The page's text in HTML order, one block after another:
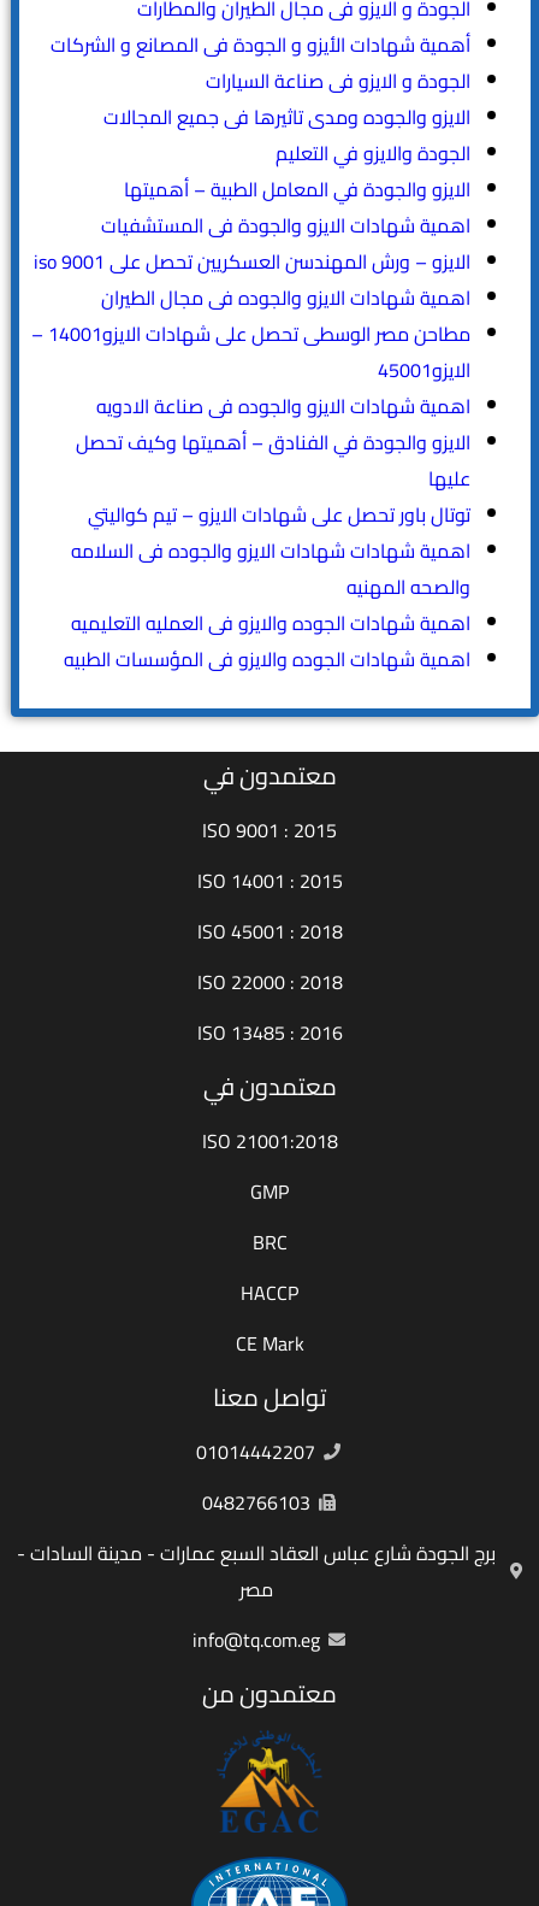
الجودة و الايزو فى مجال الطيران والمطارات
أهمية شهادات الأيزو و الجودة فى المصانع و الشركات
الجودة و الايزو فى صناعة السيارات
الايزو والجوده ومدى تاثيرها فى جميع المجالات
الجودة والايزو في التعليم
الايزو والجودة في المعامل الطبية – أهميتها
اهمية شهادات الايزو والجودة فى المستشفيات
الايزو – ورش المهندسن العسكريين تحصل على iso 9001
اهمية شهادات الايزو والجوده فى مجال الطيران
مطاحن مصر الوسطى تحصل على شهادات الايزو14001 –
الايزو45001
اهمية شهادات الايزو والجوده فى صناعة الادويه
الايزو والجودة في الفنادق – أهميتها وكيف تحصل
عليها
توتال باور تحصل على شهادات الايزو – تيم كواليتي
اهمية شهادات شهادات الايزو والجوده فى السلامه
والصحه المهنيه
اهمية شهادات الجوده والايزو فى العمليه التعليميه
اهمية شهادات الجوده والايزو فى المؤسسات الطبيه
معتمدون في
ISO 9001 : 2015
ISO 14001 : 2015
ISO 45001 : 2018
ISO 22000 : 2018
ISO 13485 : 2016
معتمدون في
ISO 21001:2018
GMP
BRC
HACCP
CE Mark
تواصل معنا
01014442207
0482766103
برج الجودة شارع عباس العقاد السبع عمارات - مدينة السادات -
مصر
info@tq.com.eg
معتمدون من